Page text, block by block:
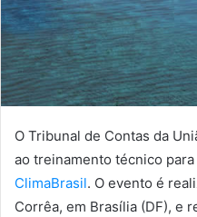
l
O Tribunal de Contas da
ao treinamento técnico
ClimaBrasil. O evento é
Corrêa, em Brasília (DF), e